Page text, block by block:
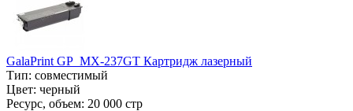
GalaPrint GP_MX-237GT Картридж лазерный
Тип: совместимый
Цвет: черный
Ресурс, объем: 20 000 стр